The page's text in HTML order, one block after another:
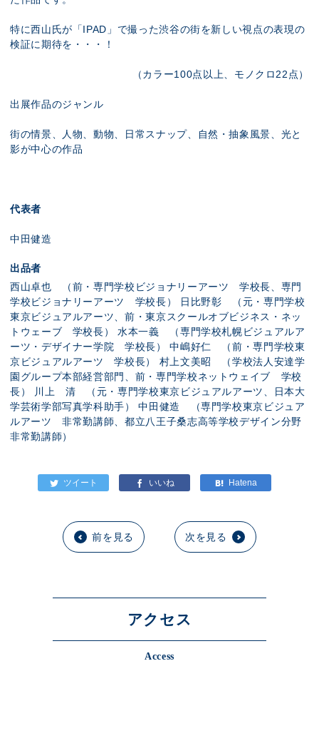
特に西山氏が「IPAD」で撮った渋谷の街を新しい視点の表現の
検証に期待を・・・！
（カラー100点以上、モノクロ22点）
出展作品のジャンル
街の情景、人物、動物、日常スナップ、自然・抽象風景、光と
影が中心の作品
代表者
中田健造
出品者
西山卓也 （前・専門学校ビジョナリーアーツ 学校長、専門
学校ビジョナリーアーツ 学校長） 日比野彰 （元・専門学校
東京ビジュアルアーツ、前・東京スクールオブビジネス・ネッ
トウェーブ 学校長） 水本一義 （専門学校札幌ビジュアルア
ーツ・デザイナー学院 学校長） 中嶋好仁 （前・専門学校東
京ビジュアルアーツ 学校長） 村上文美昭 （学校法人安達学
園グループ本部経営部門、前・専門学校ネットウェイブ 学校
長） 川上 清 （元・専門学校東京ビジュアルアーツ、日本大
学芸術学部写真学科助手） 中田健造 （専門学校東京ビジュア
ルアーツ 非常勤講師、都立八王子桑志高等学校デザイン分野
非常勤講師）
前を見る 次を見る
アクセス
Access